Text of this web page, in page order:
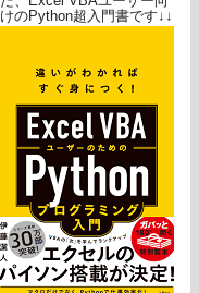
けのPython超入門書です↓↓